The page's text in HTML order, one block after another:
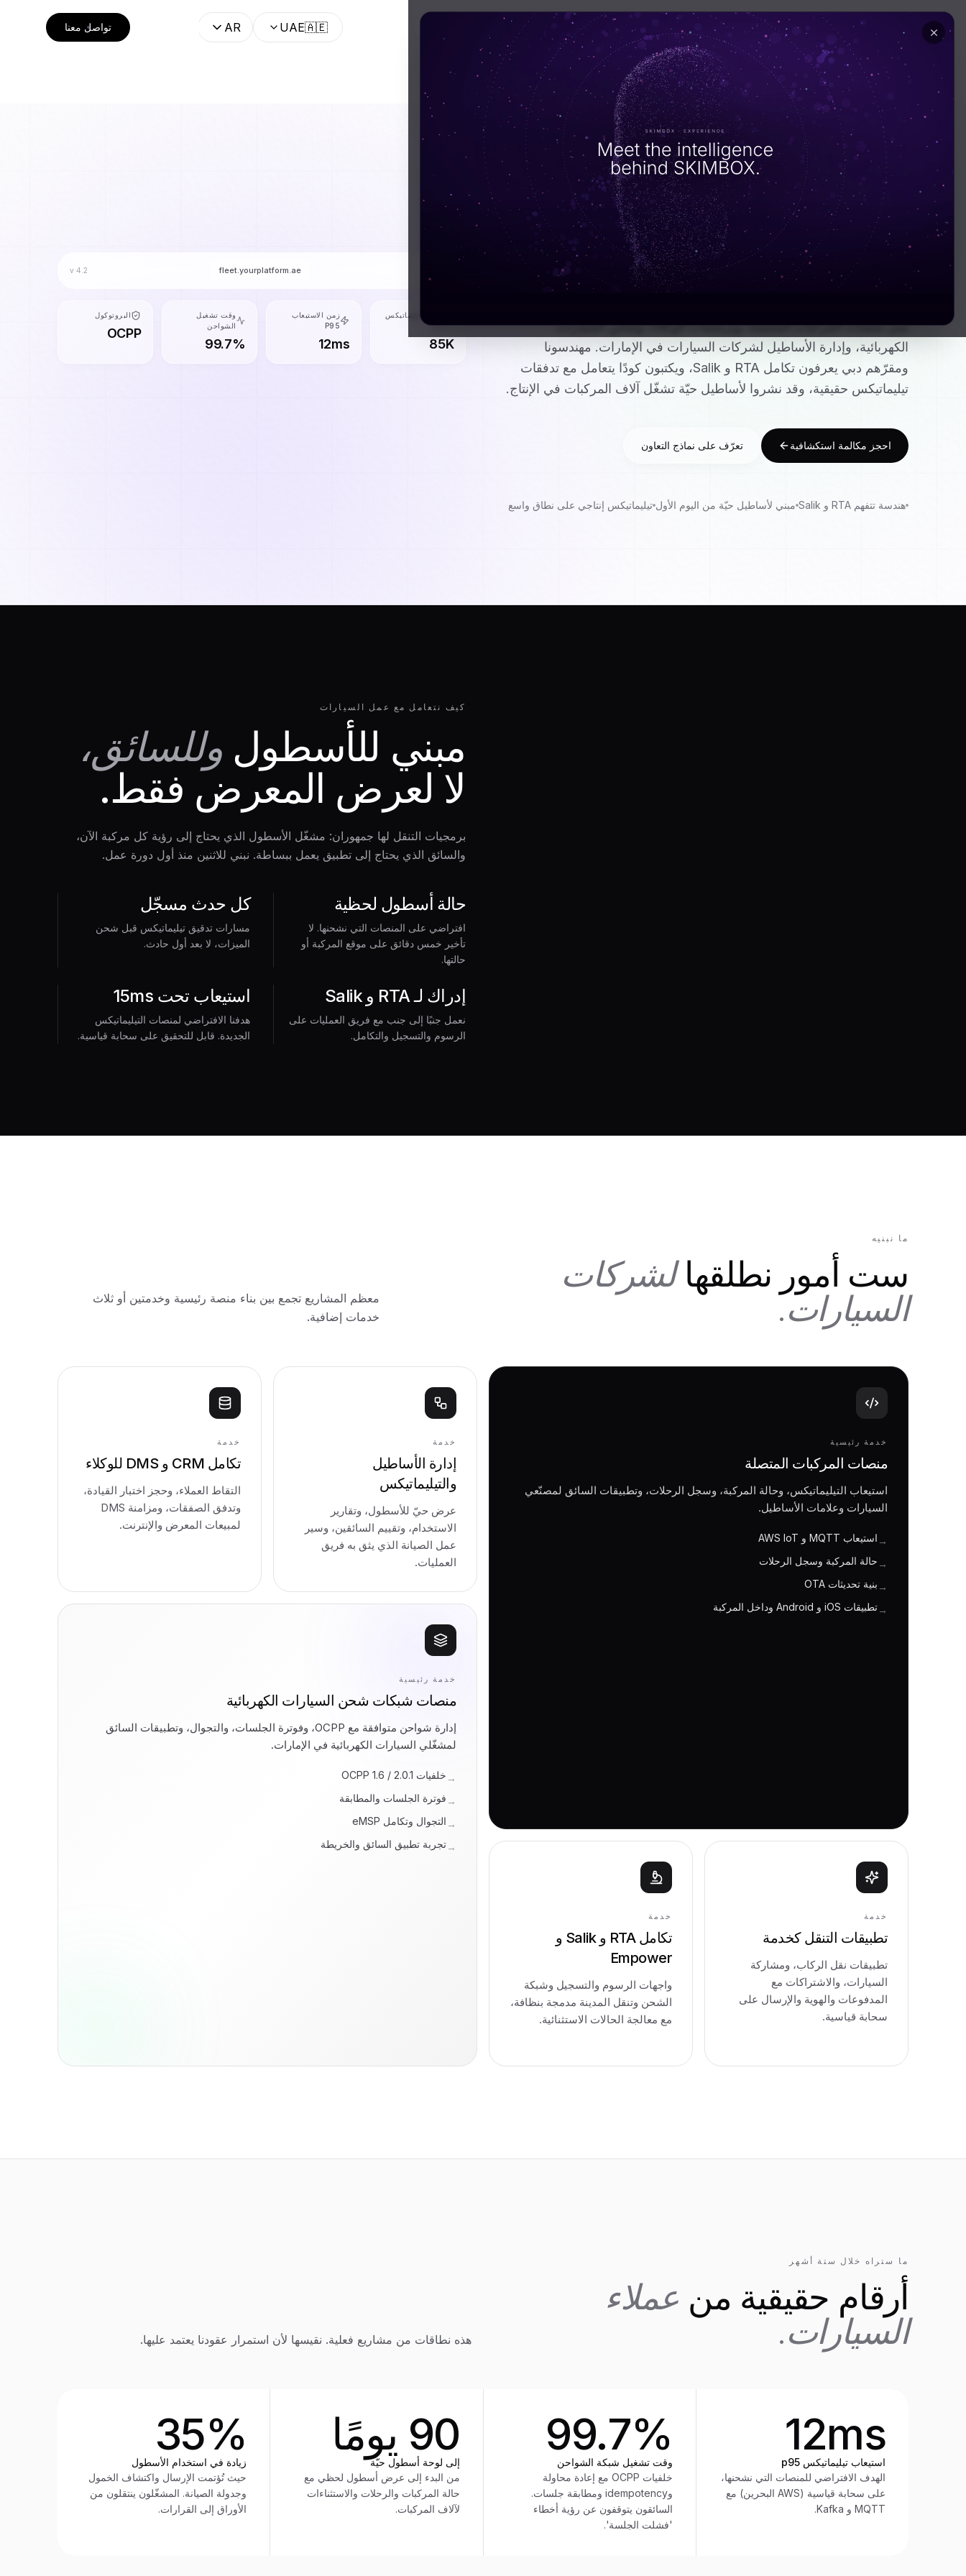
الخدمات الحلول التكنولوجيا عنّا 🇦🇪
UAE
AR تواصل معنا
القطاع · السيارات والتنقل
برمجيات تنقلتعمل
على نطاق الأسطول
الكامل.
نبني منصات المركبات المتصلة، وبرمجيات الوكلاء، وشحن السيارات
الكهربائية، وإدارة الأساطيل لشركات السيارات في الإمارات. مهندسونا
ومقرّهم دبي يعرفون تكامل RTA و Salik، ويكتبون كودًا يتعامل مع تدفقات
تيليماتيكس حقيقية، وقد نشروا لأساطيل حيّة تشغّل آلاف المركبات في الإنتاج.
احجز مكالمة استكشافية تعرّف على نماذج التعاون
هندسة تتفهم RTA و Salik مبني لأساطيل حيّة من اليوم الأول تيليماتيكس إنتاجي على نطاق واسع
fleet.yourplatform.ae
v 4.2
أحداث تيليماتيكس
/ ث
85K
زمن الاستيعاب
P95
12ms
وقت تشغيل
الشواحن
99.7%
البروتوكول
OCPP
كيف نتعامل مع عمل السيارات
مبني للأسطول وللسائق،
لا لعرض المعرض فقط.
برمجيات التنقل لها جمهوران: مشغّل الأسطول الذي يحتاج إلى رؤية كل مركبة الآن،
والسائق الذي يحتاج إلى تطبيق يعمل ببساطة. نبني للاثنين منذ أول دورة عمل.
حالة أسطول لحظية
افتراضي على المنصات التي نشحنها. لا
تأخير خمس دقائق على موقع المركبة أو
حالتها.
كل حدث مسجّل
مسارات تدقيق تيليماتيكس قبل شحن
الميزات، لا بعد أول حادث.
إدراك لـ RTA و Salik
نعمل جنبًا إلى جنب مع فريق العمليات على
الرسوم والتسجيل والتكامل.
استيعاب تحت 15ms
هدفنا الافتراضي لمنصات التيليماتيكس
الجديدة. قابل للتحقيق على سحابة قياسية.
ما نبنيه
ست أمور نطلقهالشركات
السيارات.
معظم المشاريع تجمع بين بناء منصة رئيسية وخدمتين أو ثلاث
خدمات إضافية.
خدمة رئيسية
منصات المركبات المتصلة
استيعاب التيليماتيكس، وحالة المركبة، وسجل الرحلات، وتطبيقات السائق لمصنّعي
السيارات وعلامات الأساطيل.
→ استيعاب MQTT و AWS IoT
→ حالة المركبة وسجل الرحلات
→ بنية تحديثات OTA
→تطبيقات iOS و Android وداخل المركبة
خدمة
إدارة الأساطيل
والتيليماتيكس
عرض حيّ للأسطول، وتقارير
الاستخدام، وتقييم السائقين، وسير
عمل الصيانة الذي يثق به فريق
العمليات.
خدمة
تكامل CRM و DMS للوكلاء
التقاط العملاء، وحجز اختبار القيادة،
وتدفق الصفقات، ومزامنة DMS
لمبيعات المعرض والإنترنت.
خدمة رئيسية
منصات شبكات شحن السيارات الكهربائية
إدارة شواحن متوافقة مع OCPP، وفوترة الجلسات، والتجوال، وتطبيقات السائق
لمشغّلي السيارات الكهربائية في الإمارات.
→ خلفيات OCPP 1.6 / 2.0.1
→ فوترة الجلسات والمطابقة
→ التجوال وتكامل eMSP
→تجربة تطبيق السائق والخريطة
خدمة
تطبيقات التنقل كخدمة
تطبيقات نقل الركاب، ومشاركة
السيارات، والاشتراكات مع
المدفوعات والهوية والإرسال على
سحابة قياسية.
خدمة
تكامل RTA و Salik و
Empower
واجهات الرسوم والتسجيل وشبكة
الشحن وتنقل المدينة مدمجة بنظافة،
مع معالجة الحالات الاستثنائية.
ما ستراه خلال ستة أشهر
أرقام حقيقية من عملاء
السيارات.
هذه نطاقات من مشاريع فعلية. نقيسها لأن استمرار عقودنا يعتمد عليها.
12ms
استيعاب تيليماتيكس p95
الهدف الافتراضي للمنصات التي نشحنها،
على سحابة قياسية (AWS البحرين) مع
MQTT و Kafka.
99.7%
وقت تشغيل شبكة الشواحن
خلفيات OCPP مع إعادة محاولة
وidempotency ومطابقة جلسات.
السائقون يتوقفون عن رؤية أخطاء
'فشلت الجلسة'.
90 يومًا
إلى لوحة أسطول حيّة
من البدء إلى عرض أسطول لحظي مع
حالة المركبات والرحلات والاستثناءات
لآلاف المركبات.
35%
زيادة في استخدام الأسطول
حيث تُؤتمت الإرسال واكتشاف الخمول
وجدولة الصيانة. المشغّلون ينتقلون من
الأوراق إلى القرارات.